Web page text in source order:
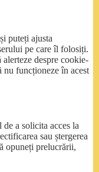
puteți ajusta
pe care îl folosiți.
despre cookie-
nu funcționeze în acest
a solicita acces la
sau ștergerea
opuneți prelucrării,